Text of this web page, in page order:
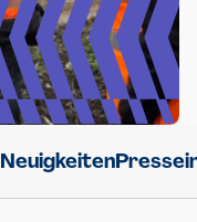
Neuigkeiten